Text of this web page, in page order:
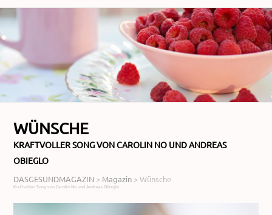
WÜNSCHE
KRAFTVOLLER SONG VON CAROLIN NO UND ANDREAS
OBIEGLO
DASGESUNDMAGAZIN > Magazin >Wünsche
Kraftvoller Song von Carolin No und Andreas Obieglo